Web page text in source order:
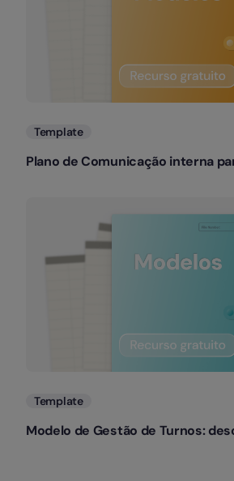
Template
Plano de Comunicação interna
Template
Modelo de Gestão de Turnos: